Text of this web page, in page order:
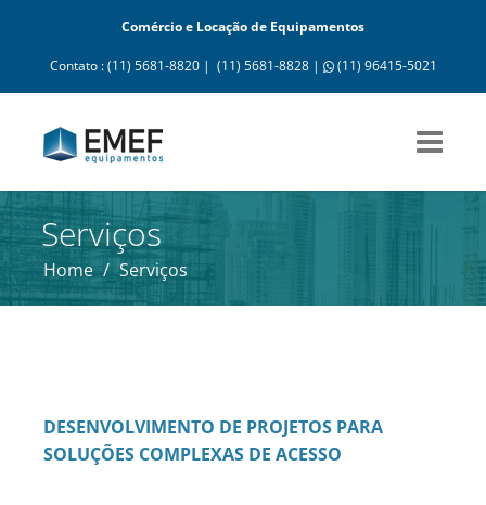
Comércio e Locação de Equipamentos
Contato : (11) 5681-8820 | (11) 5681-8828 | (11) 96415-5021
Serviços
Home / Serviços
DESENVOLVIMENTO DE PROJETOS PARA
SOLUÇÕES COMPLEXAS DE ACESSO